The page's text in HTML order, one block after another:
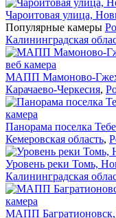
Чароитовая улица,
Популярные камеры
Калининградская
МАПП Мамоново-
Карачаево-Черкесия,
Панорама поселка
Кемеровская область,
Уровень реки Томь,
Калининградская
МАПП Багратионовск,